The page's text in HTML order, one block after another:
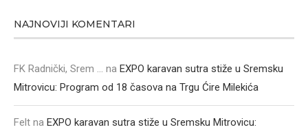
NAJNOVIJI KOMENTARI
FK Radnički, Srem ... na EXPO karavan sutra stiže u Sremsku
Mitrovicu: Program od 18 časova na Trgu Ćire Milekića
Felt na EXPO karavan sutra stiže u Sremsku Mitrovicu: